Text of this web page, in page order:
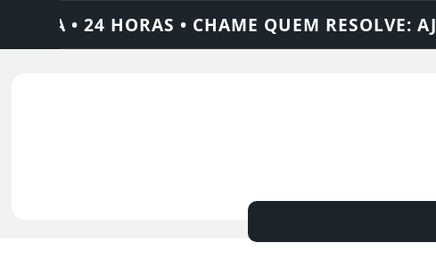
• CHAME QUEM RESOLVE: AJAX SOLUÇÕES